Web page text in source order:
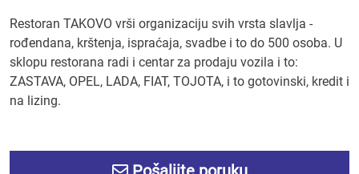
Restoran TAKOVO vrši organizaciju svih vrsta slavlja -
rođendana, krštenja, ispraćaja, svadbe i to do 500 osoba. U
sklopu restorana radi i centar za prodaju vozila i to:
ZASTAVA, OPEL, LADA, FIAT, TOJOTA, i to gotovinski, kredit i
na lizing.